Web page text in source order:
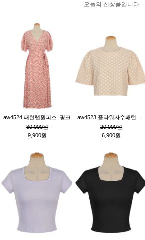
오늘의 신상품입니다
aw4524 패턴랩원피스_핑크
30,000원
9,900원
20,000원
6,900원